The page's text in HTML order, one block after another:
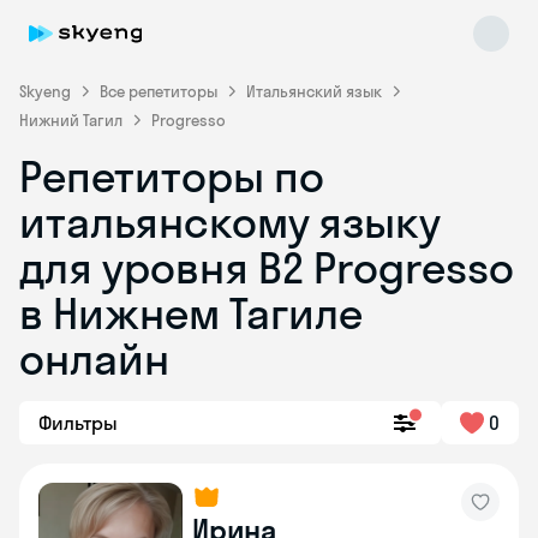
Skyeng Все репетиторы
Итальянский язык
Нижний Тагил
Progresso
Репетиторы по
итальянскому языку
для уровня B2 Progresso
в Нижнем Тагиле
онлайн
Фильтры 0
Ирина
Skyeng Chat